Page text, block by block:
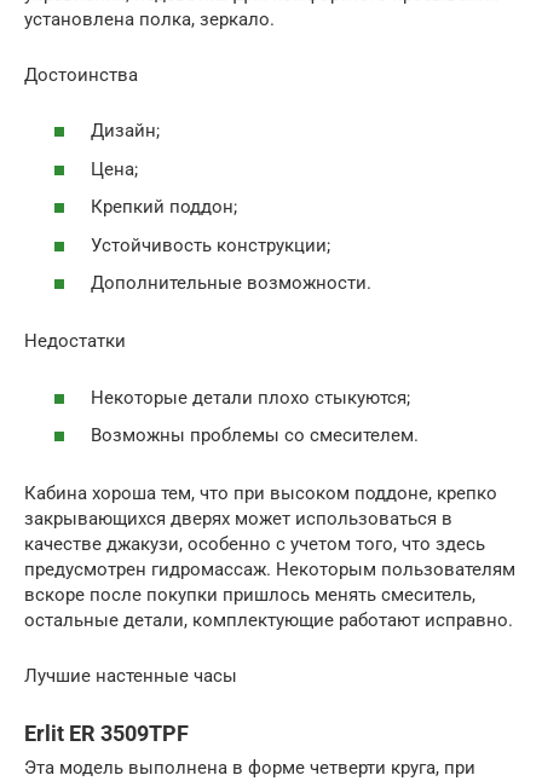
установлена полка, зеркало.
Достоинства
Дизайн;
Цена;
Крепкий поддон;
Устойчивость конструкции;
Дополнительные возможности.
Недостатки
Некоторые детали плохо стыкуются;
Возможны проблемы со смесителем.
Кабина хороша тем, что при высоком поддоне, крепко
закрывающихся дверях может использоваться в
качестве джакузи, особенно с учетом того, что здесь
предусмотрен гидромассаж. Некоторым пользователям
вскоре после покупки пришлось менять смеситель,
остальные детали, комплектующие работают исправно.
Лучшие настенные часы
Erlit ER 3509TPF
Эта модель выполнена в форме четверти круга, при